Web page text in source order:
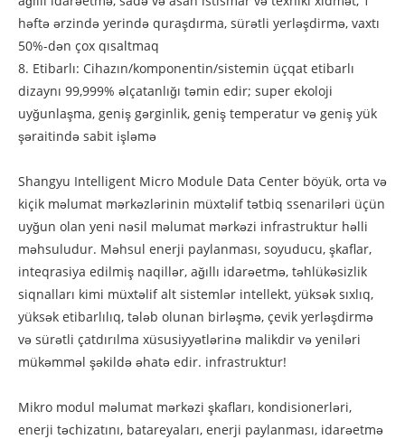
həftə ərzində yerində quraşdırma, sürətli yerləşdirmə, vaxtı
50%-dən çox qısaltmaq
8. Etibarlı: Cihazın/komponentin/sistemin üçqat etibarlı
dizaynı 99,999% əlçatanlığı təmin edir; super ekoloji
uyğunlaşma, geniş gərginlik, geniş temperatur və geniş yük
şəraitində sabit işləmə
Shangyu Intelligent Micro Module Data Center böyük, orta və
kiçik məlumat mərkəzlərinin müxtəlif tətbiq ssenariləri üçün
uyğun olan yeni nəsil məlumat mərkəzi infrastruktur həlli
məhsuludur. Məhsul enerji paylanması, soyuducu, şkaflar,
inteqrasiya edilmiş naqillər, ağıllı idarəetmə, təhlükəsizlik
siqnalları kimi müxtəlif alt sistemlər intellekt, yüksək sıxlıq,
yüksək etibarlılıq, tələb olunan birləşmə, çevik yerləşdirmə
və sürətli çatdırılma xüsusiyyətlərinə malikdir və yeniləri
mükəmməl şəkildə əhatə edir. infrastruktur!
Mikro modul məlumat mərkəzi şkafları, kondisionerləri,
enerji təchizatını, batareyaları, enerji paylanması, idarəetmə